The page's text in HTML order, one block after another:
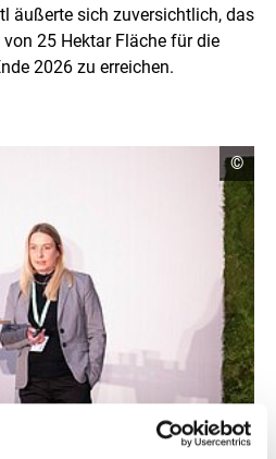
äußerte sich zuversichtlich, das
25 Hektar Fläche für die
2026 zu erreichen.
©